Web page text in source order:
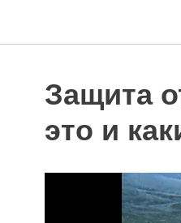
Защита
это и